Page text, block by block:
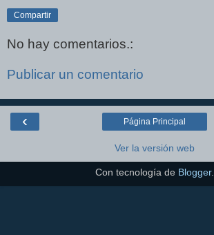
Compartir
No hay comentarios.:
Publicar un comentario
‹ Página Principal
Ver la versión web
Con tecnología de Blogger.